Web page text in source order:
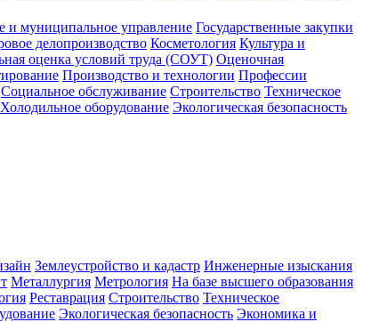
и муниципальное управление Государственные закупки
делопроизводство Косметология Культура и
оценка условий труда (СОУТ) Оценочная
Производство и технологии Профессии
Социальное обслуживание Строительство Техническое
Холодильное оборудование Экологическая безопасность
Землеустройство и кадастр Инженерные изыскания
Металлургия Метрология На базе высшего образования
Реставрация Строительство Техническое
Экологическая безопасность Экономика и